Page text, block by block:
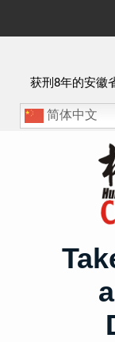
获刑8年的安徽
简体中文